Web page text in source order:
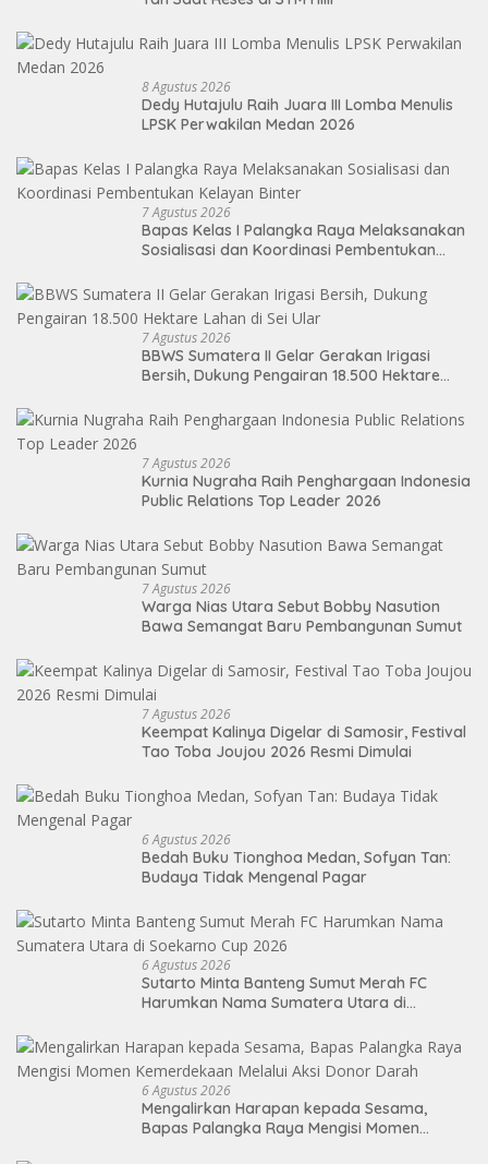
8 Agustus 2026
Dedy Hutajulu Raih Juara III Lomba Menulis
LPSK Perwakilan Medan 2026
7 Agustus 2026
Bapas Kelas I Palangka Raya Melaksanakan
Sosialisasi dan Koordinasi Pembentukan
7 Agustus 2026
BBWS Sumatera II Gelar Gerakan Irigasi
Bersih, Dukung Pengairan 18.500 Hektare
7 Agustus 2026
Kurnia Nugraha Raih Penghargaan Indonesia
Public Relations Top Leader 2026
7 Agustus 2026
Warga Nias Utara Sebut Bobby Nasution
Bawa Semangat Baru Pembangunan Sumut
7 Agustus 2026
Keempat Kalinya Digelar di Samosir, Festival
Tao Toba Joujou 2026 Resmi Dimulai
6 Agustus 2026
Bedah Buku Tionghoa Medan, Sofyan Tan:
Budaya Tidak Mengenal Pagar
6 Agustus 2026
Sutarto Minta Banteng Sumut Merah FC
Harumkan Nama Sumatera Utara di
6 Agustus 2026
Mengalirkan Harapan kepada Sesama,
Bapas Palangka Raya Mengisi Momen